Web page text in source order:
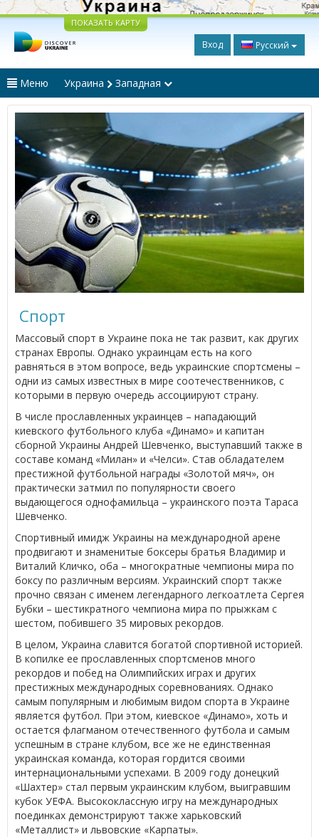
ПОКАЗАТЬ КАРТУ
Вход Русский
Меню Украина Западная
Спорт
Массовый спорт в Украине пока не так развит, как других
странах Европы. Однако украинцам есть на кого
равняться в этом вопросе, ведь украинские спортсмены –
одни из самых известных в мире соотечественников, с
которыми в первую очередь ассоциируют страну.
В числе прославленных украинцев – нападающий
киевского футбольного клуба «Динамо» и капитан
сборной Украины Андрей Шевченко, выступавший также в
составе команд «Милан» и «Челси». Став обладателем
престижной футбольной награды «Золотой мяч», он
практически затмил по популярности своего
выдающегося однофамильца – украинского поэта Тараса
Шевченко.
Спортивный имидж Украины на международной арене
продвигают и знаменитые боксеры братья Владимир и
Виталий Кличко, оба – многократные чемпионы мира по
боксу по различным версиям. Украинский спорт также
прочно связан с именем легендарного легкоатлета Сергея
Бубки – шестикратного чемпиона мира по прыжкам с
шестом, побившего 35 мировых рекордов.
В целом, Украина славится богатой спортивной историей.
В копилке ее прославленных спортсменов много
рекордов и побед на Олимпийских играх и других
престижных международных соревнованиях. Однако
самым популярным и любимым видом спорта в Украине
является футбол. При этом, киевское «Динамо», хоть и
остается флагманом отечественного футбола и самым
успешным в стране клубом, все же не единственная
украинская команда, которая гордится своими
интернациональными успехами. В 2009 году донецкий
«Шахтер» стал первым украинским клубом, выигравшим
кубок УЕФА. Высококлассную игру на международных
поединках демонстрируют также харьковский
«Металлист» и львовские «Карпаты».